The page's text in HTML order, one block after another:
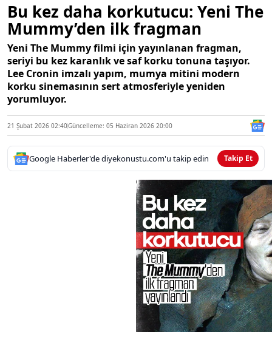
Bu kez daha korkutucu: Yeni The
Mummy’den ilk fragman
Yeni The Mummy filmi için yayınlanan fragman,
seriyi bu kez karanlık ve saf korku tonuna taşıyor.
Lee Cronin imzalı yapım, mumya mitini modern
korku sinemasının sert atmosferiyle yeniden
yorumluyor.
21 Şubat 2026 02:40Güncelleme: 05 Haziran 2026 20:00
Google Haberler'de diyekonustu.com'u takip edin Takip Et